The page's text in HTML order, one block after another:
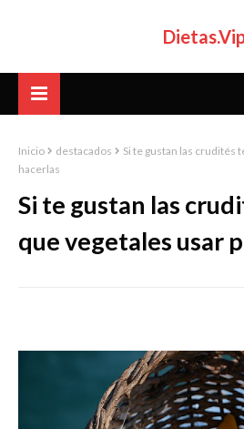
Inicio destacados
Si te gustan las crudités
hacerlas
Si te gustan las
que vegetales usar